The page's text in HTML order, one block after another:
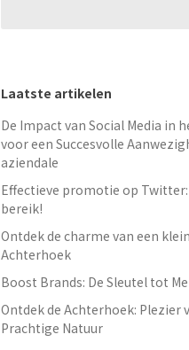
Laatste artikelen
De Impact van Social Media in
voor een Succesvolle
aziendale
Effectieve promotie op
bereik!
Ontdek de charme van een
Achterhoek
Boost Brands: De Sleutel tot
Ontdek de Achterhoek: Plezier
Prachtige Natuur